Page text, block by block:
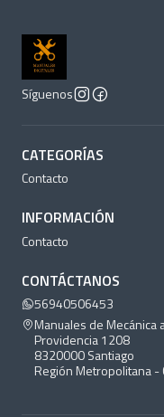
Síguenos
CATEGORÍAS
Contacto
INFORMACIÓN
Contacto
CONTÁCTANOS
56940506453
Manuales de Mecánica
Providencia 1208
8320000 Santiago
Región Metropolitana -